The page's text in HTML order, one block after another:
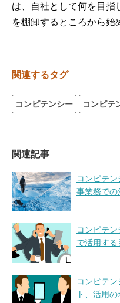
は、自社として何を目指
を棚卸するところから始
関連するタグ
コンピテンシー コンピテ
関連記事
コンピテ
事業務での
コンピテ
で活用す
コンピテ
ト、活用